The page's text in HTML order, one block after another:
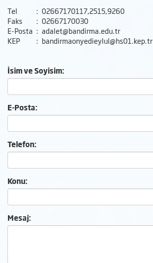
Tel
: 02667170117,2515,9260
Faks
: 02667170030
E-Posta : adalet@bandirma.edu.tr
KEP
: bandirmaonyedieylul@hs01.kep.tr
İsim ve Soyisim:
E-Posta:
Telefon:
Konu:
Mesaj: